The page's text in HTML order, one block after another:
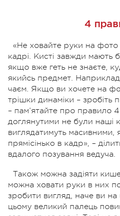
4
«Не ховайте руки на фото
кадрі. Кисті завжди мають
якщо вже геть не знаєте,
якийсь предмет.
чаєм. Якщо ви хочете на
трішки динаміки – зробіть
– пам’ятайте про правило
доглянутими не були наші
виглядатимуть масивними,
прямісінько в кадр», –
вдалого позування ведуча.
Також можна задіяти
можна ховати руки в них
зробити вигляд, наче ви
цьому великий палець